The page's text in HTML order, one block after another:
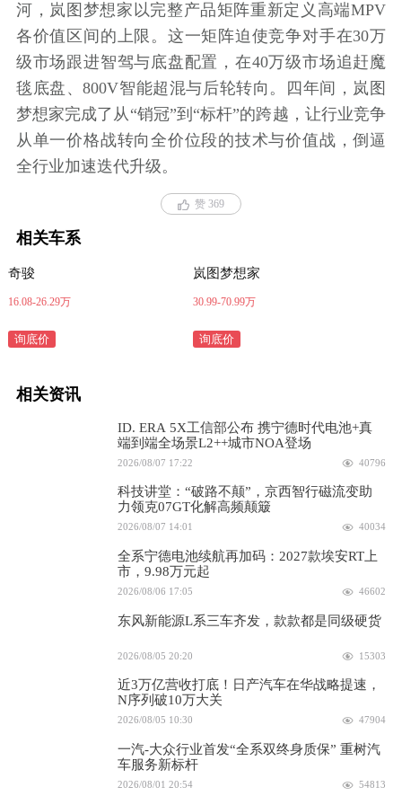
河，岚图梦想家以完整产品矩阵重新定义高端MPV
各价值区间的上限。这一矩阵迫使竞争对手在30万
级市场跟进智驾与底盘配置，在40万级市场追赶魔
毯底盘、800V智能超混与后轮转向。四年间，岚图
梦想家完成了从“销冠”到“标杆”的跨越，让行业竞争
从单一价格战转向全价位段的技术与价值战，倒逼
全行业加速迭代升级。
赞 369
相关车系
奇骏
16.08-26.29万
询底价
岚图梦想家
30.99-70.99万
询底价
相关资讯
ID. ERA 5X工信部公布 携宁德时代电池+真
端到端全场景L2++城市NOA登场
2026/08/07 17:22 40796
科技讲堂：“破路不颠”，京西智行磁流变助
力领克07GT化解高频颠簸
2026/08/07 14:01 40034
全系宁德电池续航再加码：2027款埃安RT上
市，9.98万元起
2026/08/06 17:05 46602
东风新能源L系三车齐发，款款都是同级硬货
2026/08/05 20:20 15303
近3万亿营收打底！日产汽车在华战略提速，
N序列破10万大关
2026/08/05 10:30 47904
一汽-大众行业首发“全系双终身质保” 重树汽
车服务新标杆
2026/08/01 20:54 54813